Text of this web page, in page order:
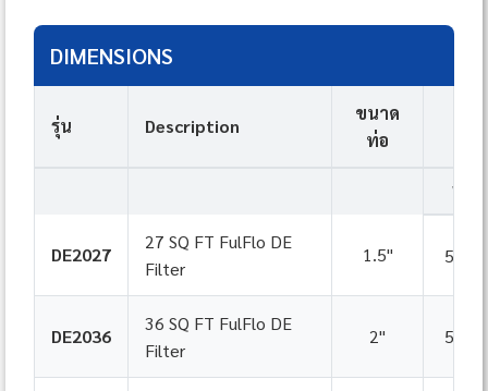
DIMENSIONS
รุ่น Description
ขนาด
ท่อ
W
DE2027
27 SQ FT FulFlo DE
Filter
1.5" 500
DE2036
36 SQ FT FulFlo DE
Filter
2" 500